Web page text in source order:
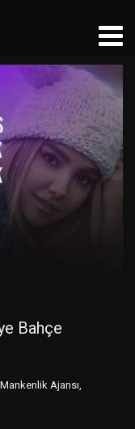
Bahçe
Ajansı,